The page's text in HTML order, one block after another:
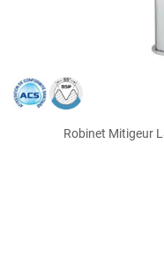
Robinet Mitigeur